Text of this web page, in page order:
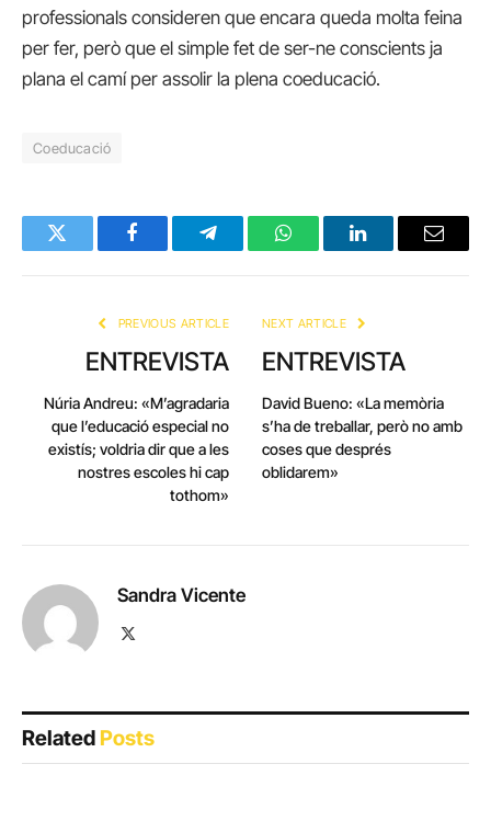
professionals consideren que encara queda molta feina
per fer, però que el simple fet de ser-ne conscients ja
plana el camí per assolir la plena coeducació.
Coeducació
Twitter FacebookTelegramWhatsAppLinkedInEmail
PREVIOUS ARTICLE
ENTREVISTA
Núria Andreu: «M’agradaria
que l’educació especial no
existís; voldria dir que a les
nostres escoles hi cap
tothom»
NEXT ARTICLE
ENTREVISTA
David Bueno: «La memòria
s’ha de treballar, però no amb
coses que després
oblidarem»
Sandra Vicente
RelatedPosts